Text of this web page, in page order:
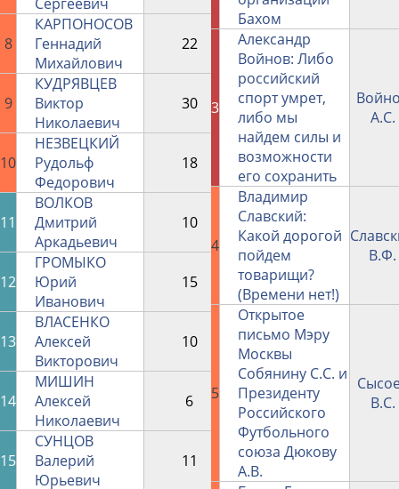
8
КАРПОНОСОВ
Геннадий
Михайлович
22 34279
9
КУДРЯВЦЕВ
Виктор
Николаевич
30 21707
10
НЕЗВЕЦКИЙ
Рудольф
Федорович
18 21620
11
ВОЛКОВ
Дмитрий
Аркадьевич
10 18461
12
ГРОМЫКО
Юрий
Иванович
15 16279
13
ВЛАСЕНКО
Алексей
Викторович
10 12262
14
МИШИН
Алексей
Николаевич
6 11955
15
СУНЦОВ
Валерий
Юрьевич
11 11921
Бахом
3
Александр
Войнов: Либо
российский
спорт умрет,
либо мы
найдем силы и
возможности
его сохранить
А.С.
4
Владимир
Славский:
Какой дорогой
пойдем
товарищи?
(Времени нет!)
В.Ф.
5
Открытое
письмо Мэру
Москвы
Собянину С.С. и
Президенту
Российского
Футбольного
союза Дюкову
А.В.
В.С.